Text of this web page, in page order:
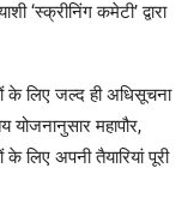
‘स्क्रीनिंग कमेटी’ द्वारा
के लिए जल्द ही अधिसूचना
महापौर,
के लिए अपनी तैयारियां पूरी